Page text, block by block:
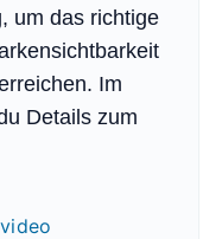
um das richtige
Im
Details zum